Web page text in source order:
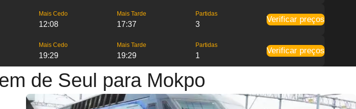
Mais Cedo
12:08
Mais Tarde
17:37
Partidas
3
Verificar preços
Mais Cedo
19:29
Mais Tarde
19:29
Partidas
1
Verificar preços
de Seul para Mokpo